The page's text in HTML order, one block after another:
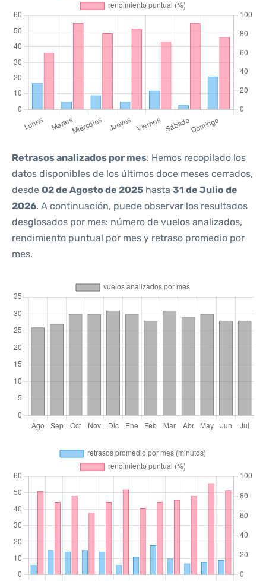
Retrasos analizados por mes: Hemos recopilado los
datos disponibles de los últimos doce meses cerrados,
desde 02 de Agosto de 2025 hasta 31 de Julio de
2026. A continuación, puede observar los resultados
desglosados por mes: número de vuelos analizados,
rendimiento puntual por mes y retraso promedio por
mes.